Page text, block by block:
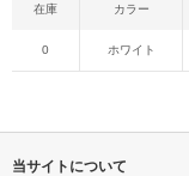
在庫 カラー
0 ホワイト
当サイトについて